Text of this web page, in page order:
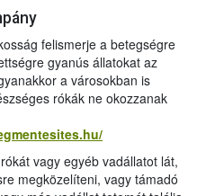
felismerje a betegségre
gyanús állatokat az
a városokban is
rókák ne okozzanak
vagy egyéb vadállatot lát,
megközelíteni, vagy támadó